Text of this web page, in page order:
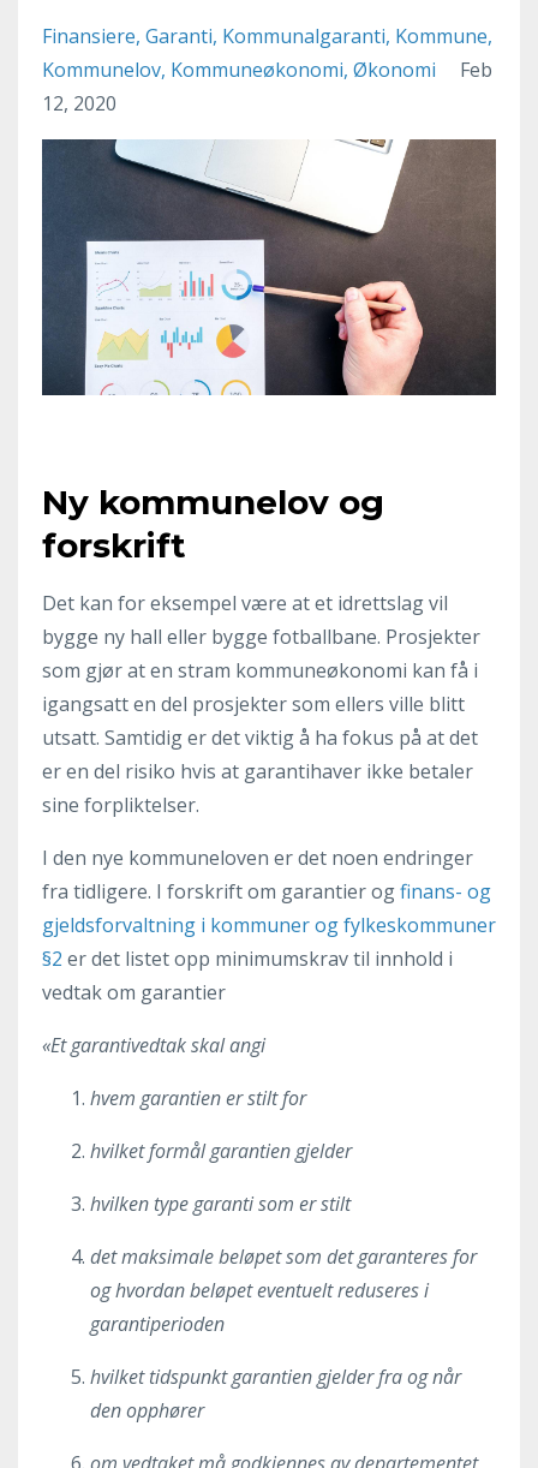
Finansiere Garanti Kommunalgaranti Kommune
Kommunelov Kommuneøkonomi Økonomi
Feb
12, 2020
Ny kommunelov og
forskrift
Det kan for eksempel være at et idrettslag vil
bygge ny hall eller bygge fotballbane. Prosjekter
som gjør at en stram kommuneøkonomi kan få i
igangsatt en del prosjekter som ellers ville blitt
utsatt. Samtidig er det viktig å ha fokus på at det
er en del risiko hvis at garantihaver ikke betaler
sine forpliktelser.
I den nye kommuneloven er det noen endringer
fra tidligere. I forskrift om garantier ogfinans- og
gjeldsforvaltning i kommuner og fylkeskommuner
§2 er det listet opp minimumskrav til innhold i
vedtak om garantier
«Et garantivedtak skal angi
hvem garantien er stilt for
hvilket formål garantien gjelder
hvilken type garanti som er stilt
det maksimale beløpet som det garanteres for
og hvordan beløpet eventuelt reduseres i
garantiperioden
hvilket tidspunkt garantien gjelder fra og når
den opphører